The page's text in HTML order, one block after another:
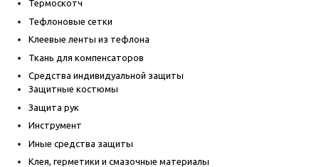
Термоскотч
Тефлоновые сетки
Клеевые ленты из тефлона
Ткань для компенсаторов
Средства индивидуальной защиты
Защитные костюмы
Защита рук
Инструмент
Иные средства защиты
Клея, герметики и смазочные материалы